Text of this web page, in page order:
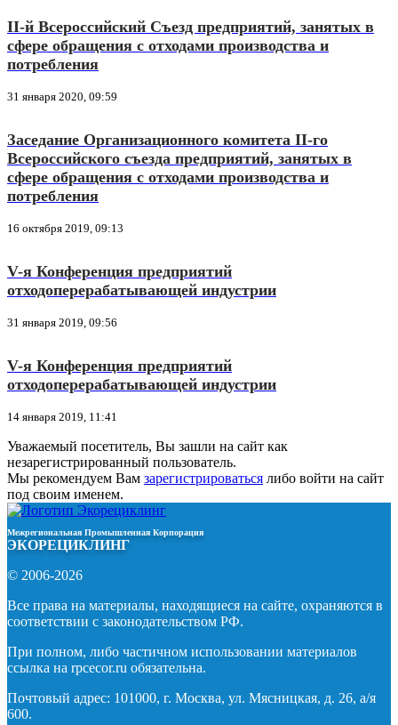
II-й Всероссийский Съезд предприятий, занятых в
сфере обращения с отходами производства и
потребления
31 января 2020, 09:59
Заседание Организационного комитета II-го
Всероссийского съезда предприятий, занятых в
сфере обращения с отходами производства и
потребления
16 октября 2019, 09:13
V-я Конференция предприятий
отходоперерабатывающей индустрии
31 января 2019, 09:56
V-я Конференция предприятий
отходоперерабатывающей индустрии
14 января 2019, 11:41
Уважаемый посетитель, Вы зашли на сайт как
незарегистрированный пользователь.
Мы рекомендуем Вам зарегистрироваться либо войти на сайт
под своим именем.
Межрегиональная Промышленная Корпорация
ЭКОРЕЦИКЛИНГ
© 2006-2026
Все права на материалы, находящиеся на сайте, охраняются в
соответствии с законодательством РФ.
При полном, либо частичном использовании материалов
ссылка на rpcecor.ru обязательна.
Почтовый адрес: 101000, г. Москва, ул. Мясницкая, д. 26, а/я
600.